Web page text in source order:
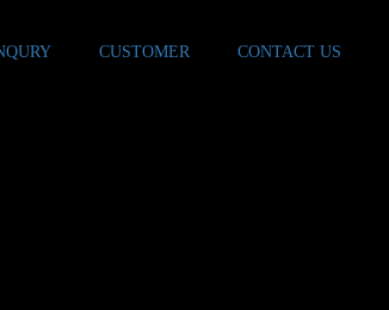
CUSTOMER CONTACT US